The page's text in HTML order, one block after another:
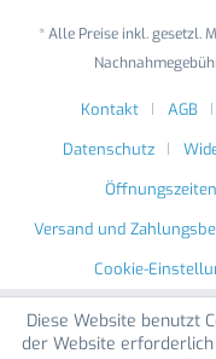
* Alle Preise inkl. gesetzl.
Kontakt AGB
Datenschutz
Öffnungszeiten
Versand und
Cookie-
Diese Website benutzt
der Website